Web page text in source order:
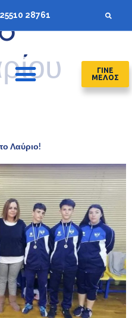
25510 28761
ΓΙΝΕ
ΜΕΛΟΣ
Λαύριο!